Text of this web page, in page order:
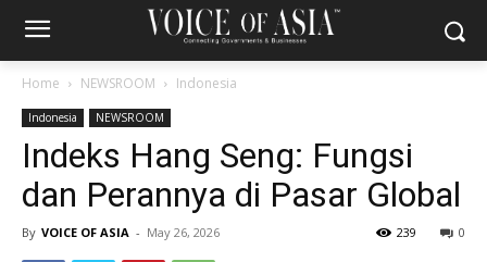
Home NEWSROOM Indonesia
Indonesia NEWSROOM
Indeks Hang Seng: Fungsi
dan Perannya di Pasar Global
By VOICE OF ASIA - May 26, 2026 0
239